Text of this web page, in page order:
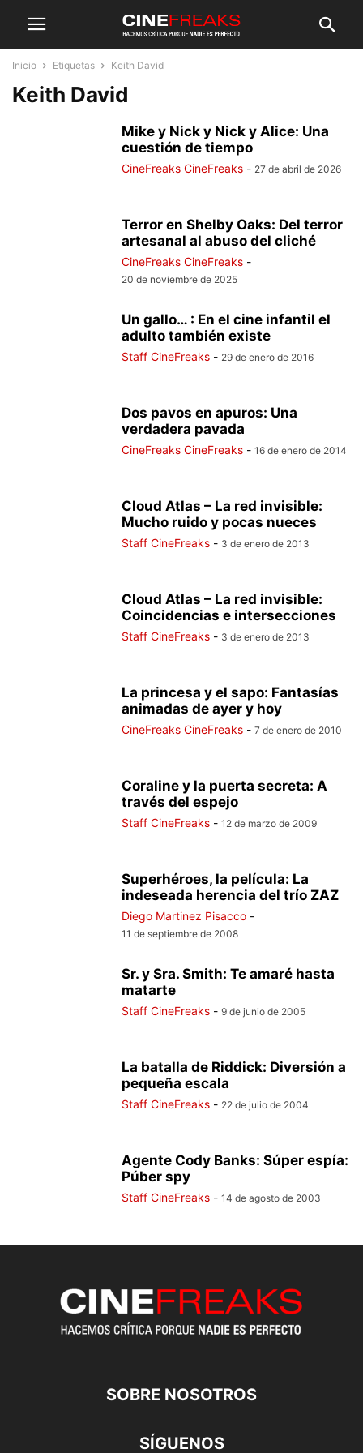
Inicio Etiquetas Keith David
Keith David
Mike y Nick y Nick y Alice: Una
cuestión de tiempo
CineFreaks CineFreaks - 27 de abril de 2026
Terror en Shelby Oaks: Del terror
artesanal al abuso del cliché
CineFreaks CineFreaks -
20 de noviembre de 2025
Un gallo… : En el cine infantil el
adulto también existe
Staff CineFreaks - 29 de enero de 2016
Dos pavos en apuros: Una
verdadera pavada
CineFreaks CineFreaks - 16 de enero de 2014
Cloud Atlas – La red invisible:
Mucho ruido y pocas nueces
Staff CineFreaks - 3 de enero de 2013
Cloud Atlas – La red invisible:
Coincidencias e intersecciones
Staff CineFreaks - 3 de enero de 2013
La princesa y el sapo: Fantasías
animadas de ayer y hoy
CineFreaks CineFreaks - 7 de enero de 2010
Coraline y la puerta secreta: A
través del espejo
Staff CineFreaks - 12 de marzo de 2009
Superhéroes, la película: La
indeseada herencia del trío ZAZ
Diego Martinez Pisacco -
11 de septiembre de 2008
Sr. y Sra. Smith: Te amaré hasta
matarte
Staff CineFreaks - 9 de junio de 2005
La batalla de Riddick: Diversión a
pequeña escala
Staff CineFreaks - 22 de julio de 2004
Agente Cody Banks: Súper espía:
Púber spy
Staff CineFreaks - 14 de agosto de 2003
SOBRE NOSOTROS
SÍGUENOS